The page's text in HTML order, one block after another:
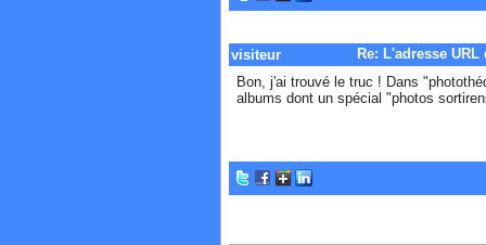
visiteur
Re: L'adresse
Bon, j'ai trouvé le truc ! Dans
albums dont un spécial "photos